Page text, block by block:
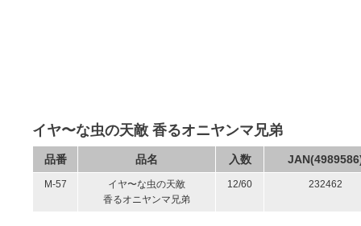
イヤ〜な虫の天敵 香るオニヤンマ兄弟
品番 品名 入数
M-57
イヤ〜な虫の天敵
香るオニヤンマ兄弟
12/60 232462